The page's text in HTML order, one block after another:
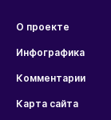
О проекте
Инфографика
Комментарии
Карта сайта